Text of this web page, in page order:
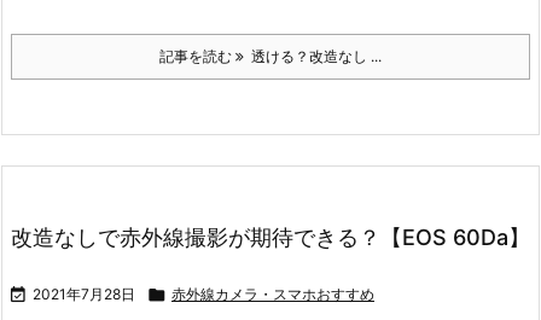
記事を読む 透ける？改造なし ...
改造なしで赤外線撮影が期待できる？【EOS 60Da】
 2021年7月28日  赤外線カメラ・スマホおすすめ